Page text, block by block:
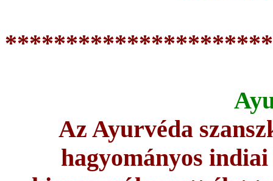
Az Ayurvéda
hagyományos indiai